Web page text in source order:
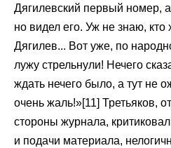
Дягилевский первый номер,
но видел его. Уж не знаю,
Дягилев... Вот уже, по
лужу стрельнули! Нечего
ждать нечего было, а тут не
очень жаль!»[11] Третьяков,
стороны журнала,
и подачи материала,